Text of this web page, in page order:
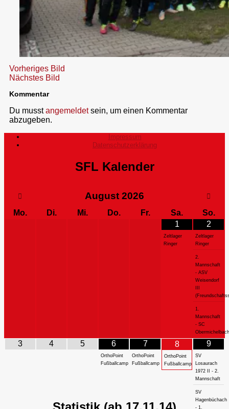
Vorheriges Bild
Nächstes Bild
Kommentar
Du musstangemeldetsein, um einen Kommentar
abzugeben.
Impressum
Datenschutzerklärung
SFL Kalender
August 2026
Mo. Di. Mi. Do. Fr. Sa.
So.
1
Zeltlager
Ringer
2
Zeltlager
Ringer
2.
Mannschaft
- ASV
Weisendorf
1.
Mannschaft
- SC
Obermichelbach
3 4 5 6
OrthoPoint
Fußballcamp
7
OrthoPoint
Fußballcamp
8
OrthoPoint
Fußballcamp
9
SV
Losaurach
1972 II - 2.
Mannschaft
SV
Hagenbüchach
- 1.